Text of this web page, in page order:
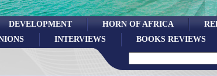
HORN OF AFRICA
DEVELOPMENT
BOOKS REVIEWS
INTERVIEWS